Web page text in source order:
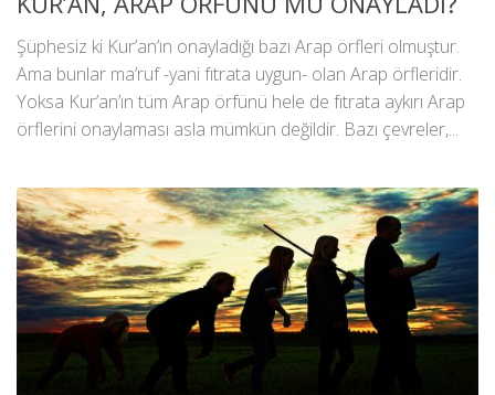
Şüphesiz ki Kur’an’ın onayladığı bazı Arap örfleri olmuştur.
Ama bunlar ma’ruf -yani fıtrata uygun- olan Arap örfleridir.
Yoksa Kur’an’ın tüm Arap örfünü hele de fıtrata aykırı Arap
örflerini onaylaması asla mümkün değildir. Bazı çevreler,...